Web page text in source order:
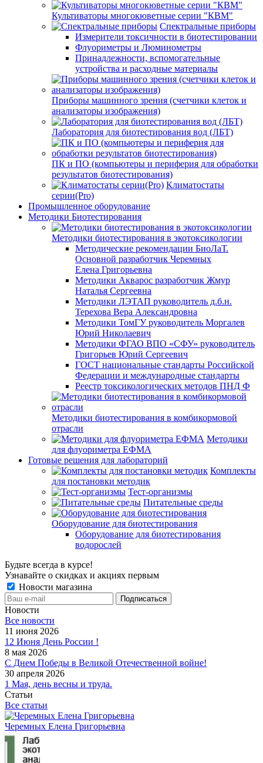
Культиваторы многокюветные серии "КВМ"
Спектральные приборы
Измерители токсичности в биотестировании
Флуориметры и Люминометры
Принадлежности, вспомогательные
устройства и расходные материалы
Приборы машинного зрения (счетчики клеток и
анализаторы изображения)
Лаборатория для биотестирования вод (ЛБТ)
ПК и ПО (компьютеры и периферия для обработки
результатов биотестирования)
Климатостаты
серии(Pro)
Промышленное оборудование
Методики Биотестирования
Методики биотестирования в экотоксикологии
Методические рекомендации БиоЛаТ.
Основной разработчик Черемных
Елена Григорьевна
Методики Акварос разработчик Жмур
Наталья Сергеевна
Методики ЛЭТАП руководитель д.б.н.
Терехова Вера Александровна
Методики ТомГУ руководитель Моргалев
Юрий Николаевич
Методики ФГАО ВПО «СФУ» руководитель
Григорьев Юрий Сергеевич
ГОСТ национальные стандарты Российской
Федерации и международные стандарты
Реестр токсикологических методов ПНД Ф
Методики биотестирования в комбикормовой
отрасли
Методики
для флуориметра ЕФМА
Готовые решения для лабораторий
Комплекты
для постановки методик
Тест-организмы
Питательные среды
Оборудование для биотестирования
Оборудование для биотестирования
водорослей
Будьте всегда в курсе!
Узнавайте о скидках и акциях первым
Новости магазина
Новости
Все новости
11 июня 2026
12 Июня День России !
8 мая 2026
С Днем Победы в Великой Отечественной войне!
30 апреля 2026
1 Мая, день весны и труда.
Статьи
Все статьи
Черемных Елена Григорьевна